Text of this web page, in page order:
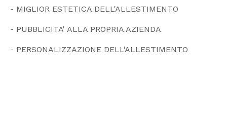
- MIGLIOR ESTETICA DELL'ALLESTIMENTO
- PUBBLICITA' ALLA PROPRIA AZIENDA
- PERSONALIZZAZIONE DELL'ALLESTIMENTO